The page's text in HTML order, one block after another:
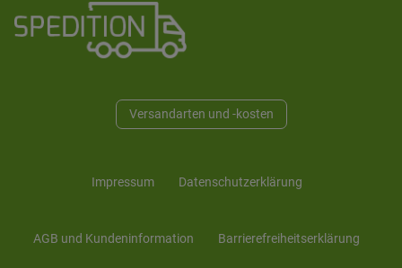
Versandarten und -kosten
Impressum Daten­schutz­erklärung
AGB und Kunden­information Barrierefreiheitserklärung